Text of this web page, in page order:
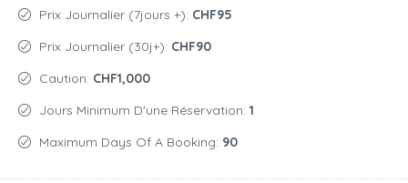
Prix Journalier (7jours +): CHF95
Prix Journalier (30j+): CHF90
Caution: CHF1,000
Jours Minimum D'une Réservation: 1
Maximum Days Of A Booking: 90